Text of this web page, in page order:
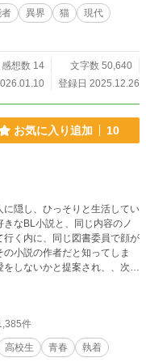
者 異界 猫
現代
感想数 14
文字数 50,640
登録日 2025.12.26
お気に入り追加 10
隠し、ひっそりと生活してい
なBL小説と、同じ内容のノ
く内に、同じ図書委員で顔が
小説の作者だと知ってしま
しないかと提案され、、次第
ようになり＿＿＿＿。疑似恋
件
高校生 青春
執着